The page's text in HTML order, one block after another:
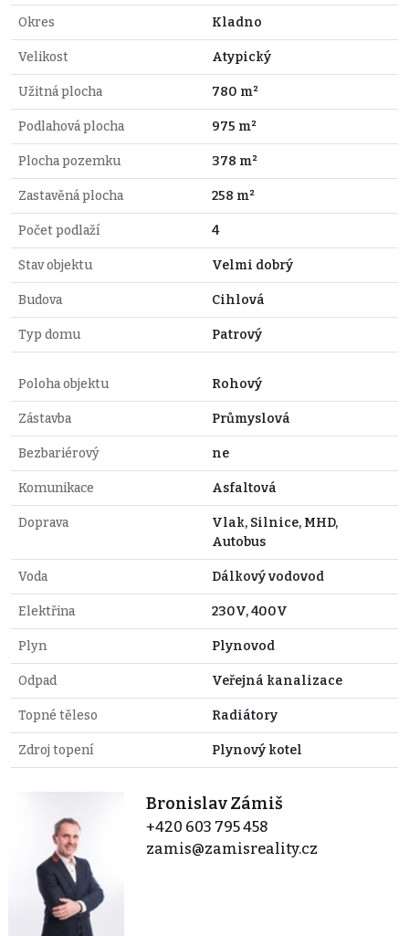
Okres Kladno
Velikost Atypický
Užitná plocha 780 m²
Podlahová plocha 975 m²
Plocha pozemku 378 m²
Zastavěná plocha 258 m²
Počet podlaží 4
Stav objektu Velmi dobrý
Budova Cihlová
Typ domu Patrový
Poloha objektu Rohový
Zástavba Průmyslová
Bezbariérový ne
Komunikace Asfaltová
Doprava
Vlak, Silnice, MHD,
Autobus
Voda Dálkový vodovod
Elektřina 230V, 400V
Plyn Plynovod
Odpad Veřejná kanalizace
Topné těleso Radiátory
Zdroj topení Plynový kotel
Bronislav Zámiš
+420 603 795 458
zamis@zamisreality.cz